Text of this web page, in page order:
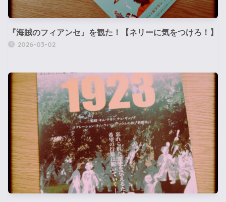
『海賊のフィアンセ』を観た！【ネリーに気をつけろ！】
2026-03-02